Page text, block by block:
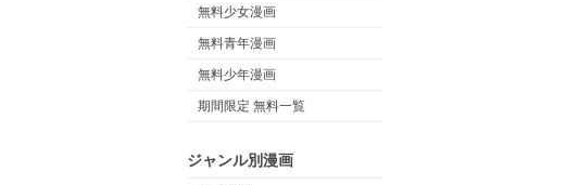
無料少女漫画
無料青年漫画
無料少年漫画
期間限定 無料一覧
ジャンル別漫画